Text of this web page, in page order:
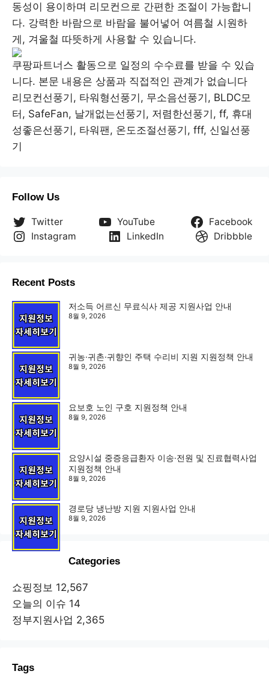
동성이 용이하며 리모컨으로 간편한 조절이 가능합니
다. 강력한 바람으로 바람을 불어넣어 여름철 시원하
게, 겨울철 따뜻하게 사용할 수 있습니다.
쿠팡파트너스 활동으로 일정의 수수료를 받을 수 있습
니다. 본문 내용은 상품과 직접적인 관계가 없습니다
리모컨선풍기, 타워형선풍기, 무소음선풍기, BLDC모
터, SafeFan, 날개없는선풍기, 저렴한선풍기, ff, 휴대
성좋은선풍기, 타워팬, 온도조절선풍기, fff, 신일선풍
기
Follow Us
Twitter YouTube
Facebook
Instagram
LinkedIn Dribbble
Recent Posts
저소득 어르신 무료식사 제공 지원사업 안내
8월 9, 2026
귀농·귀촌·귀향인 주택 수리비 지원 지원정책 안내
8월 9, 2026
요보호 노인 구호 지원정책 안내
8월 9, 2026
요양시설 중증응급환자 이송·전원 및 진료협력사업
지원정책 안내
8월 9, 2026
경로당 냉난방 지원 지원사업 안내
8월 9, 2026
Categories
쇼핑정보 12,567
오늘의 이슈 14
정부지원사업 2,365
Tags